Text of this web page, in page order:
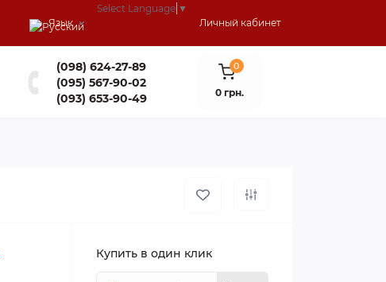
Язык
Select Language ▼
Личный кабинет
(098) 624-27-89
(095) 567-90-02
(093) 653-90-49
0
0 грн.
Купить в один клик